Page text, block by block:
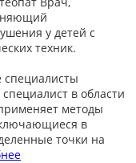
у детей с
техник.
специалисты
в области
методы
в
точки на